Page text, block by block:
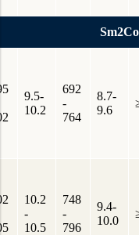
9.5-
10.2
692
-
764
8.7-
9.6
10.2
-
10.5
748
-
796
9.4-
10.0